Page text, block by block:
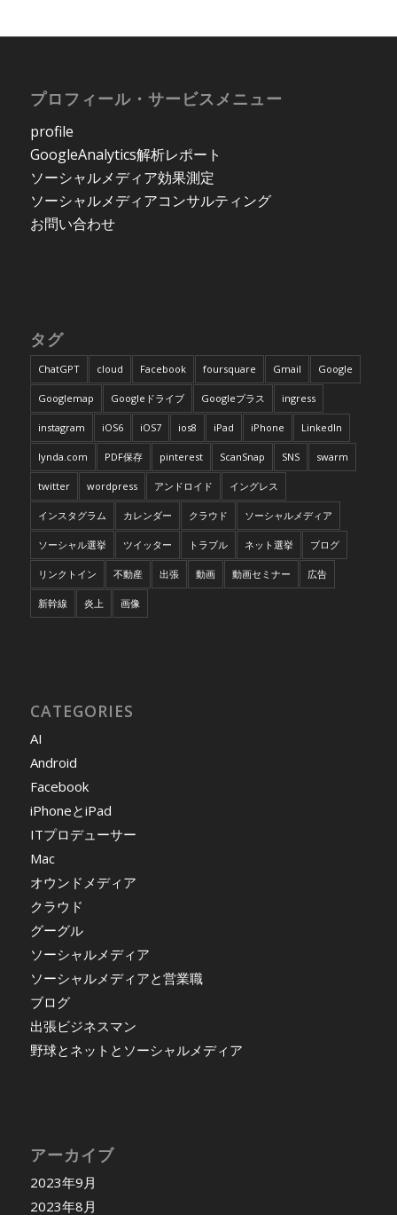
プロフィール・サービスメニュー
profile
GoogleAnalytics解析レポート
ソーシャルメディア効果測定
ソーシャルメディアコンサルティング
お問い合わせ
タグ
ChatGPT cloud Facebook foursquare Gmail Google
Googlemap Googleドライブ Googleプラス ingress
instagram iOS6 iOS7 ios8 iPad iPhone LinkedIn
lynda.com PDF保存 pinterest ScanSnap SNS swarm
twitter wordpress アンドロイド イングレス
インスタグラム カレンダー クラウド ソーシャルメディア
ソーシャル選挙 ツイッター トラブル ネット選挙 ブログ
リンクトイン 不動産 出張 動画 動画セミナー 広告
新幹線 炎上 画像
CATEGORIES
AI
Android
Facebook
iPhoneとiPad
ITプロデューサー
Mac
オウンドメディア
クラウド
グーグル
ソーシャルメディア
ソーシャルメディアと営業職
ブログ
出張ビジネスマン
野球とネットとソーシャルメディア
アーカイブ
2023年9月
2023年8月